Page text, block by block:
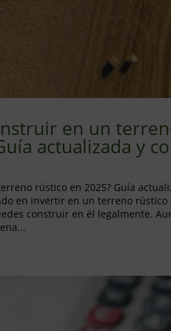
en un
actualizada y
rústico en 2025? Guía
en invertir en un terreno rústico
construir en él legalmente.